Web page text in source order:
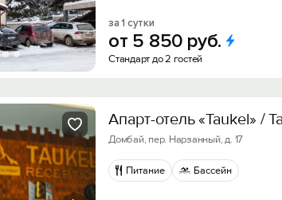
за 1 сутки
от 5 850 руб.
Стандарт до 2 гостей
Апарт-отель «Taukel» /
Домбай, пер. Нарзанный, д. 17
Питание Бассейн